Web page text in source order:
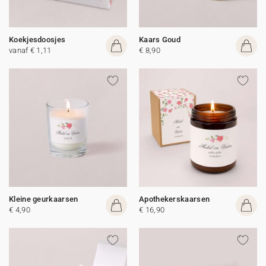
Koekjesdoosjes
vanaf € 1,11
Kaars Goud
€ 8,90
Kleine geurkaarsen
€ 4,90
Apothekerskaarsen
€ 16,90